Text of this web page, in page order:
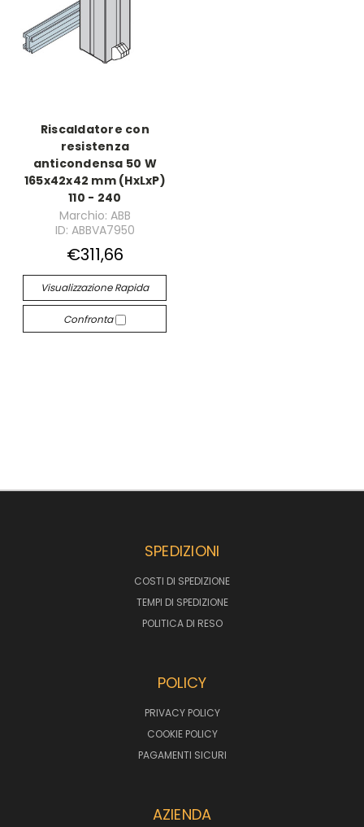
Riscaldatore con
resistenza
anticondensa 50 W
165x42x42 mm (HxLxP)
110 - 240
Marchio: ABB
ID: ABBVA7950
€311,66
Visualizzazione Rapida
Confronta
SPEDIZIONI
COSTI DI SPEDIZIONE
TEMPI DI SPEDIZIONE
POLITICA DI RESO
POLICY
PRIVACY POLICY
COOKIE POLICY
PAGAMENTI SICURI
AZIENDA